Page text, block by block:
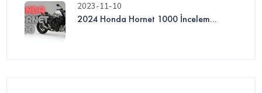
2023-11-10
2024 Honda Hornet 1000 İncelem...